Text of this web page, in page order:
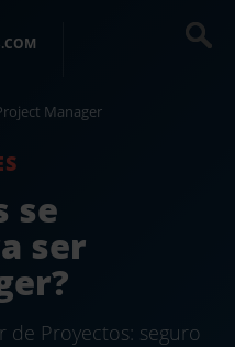
Manager
se
ser
de Proyectos: seguro